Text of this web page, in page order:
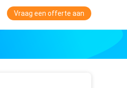
Vraag een offerte aan